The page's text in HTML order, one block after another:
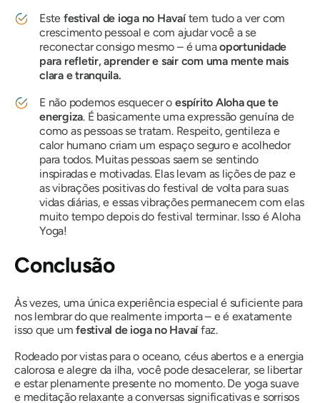
Este festival de ioga no Havaítem tudo a ver com
crescimento pessoal e com ajudar você a se
reconectar consigo mesmo – é umaoportunidade
para refletir, aprender e sair com uma mente mais
clara e tranquila.
E não podemos esquecer o espírito Aloha que te
energiza. É basicamente uma expressão genuína de
como as pessoas se tratam. Respeito, gentileza e
calor humano criam um espaço seguro e acolhedor
para todos. Muitas pessoas saem se sentindo
inspiradas e motivadas. Elas levam as lições de paz e
as vibrações positivas do festival de volta para suas
vidas diárias, e essas vibrações permanecem com elas
muito tempo depois do festival terminar. Isso é Aloha
Yoga!
Conclusão
Às vezes, uma única experiência especial é suficiente para
nos lembrar do que realmente importa – e é exatamente
isso que umfestival de ioga no Havaífaz.
Rodeado por vistas para o oceano, céus abertos e a energia
calorosa e alegre da ilha, você pode desacelerar, se libertar
e estar plenamente presente no momento. De yoga suave
e meditação relaxante a conversas significativas e sorrisos